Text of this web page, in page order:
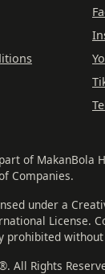
of MakanBola
Companies.
under a
License.
prohibited
All Rights